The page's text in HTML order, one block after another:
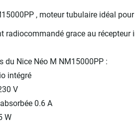
, moteur tubulaire idéal
radiocommandé grace au récepteur
du Nice Néo M NM15000PP :
intégré
V
0.6 A
W